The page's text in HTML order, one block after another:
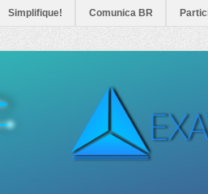
Simplifique! Comunica BR